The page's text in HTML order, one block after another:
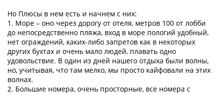
Но Плюсы в нем есть и начнем с них:
1. Море – оно через дорогу от отеля, метров 100 от лобби
до непосредственно пляжа, вход в море пологий удобный,
нет ограждений, каких-либо запретов как в некоторых
других бухтах и очень мало людей, плавать одно
удовольствие. В один из дней нашего отдыха были волны,
но, учитывая, что там мелко, мы просто кайфовали на этих
волнах.
2. Большие номера, очень просторные, все номера с